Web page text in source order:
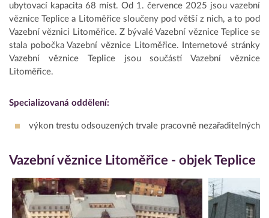
ubytovací kapacita 68 míst. Od 1. července 2025 jsou vazební
věznice Teplice a Litoměřice sloučeny pod větší z nich, a to pod
Vazební věznici Litoměřice. Z bývalé Vazební věznice Teplice se
stala pobočka Vazební věznice Litoměřice. Internetové stránky
Vazební věznice Teplice jsou součástí Vazební věznice
Litoměřice.
Specializovaná oddělení:
výkon trestu odsouzených trvale pracovně nezařaditelných
Vazební věznice Litoměřice - objek Teplice